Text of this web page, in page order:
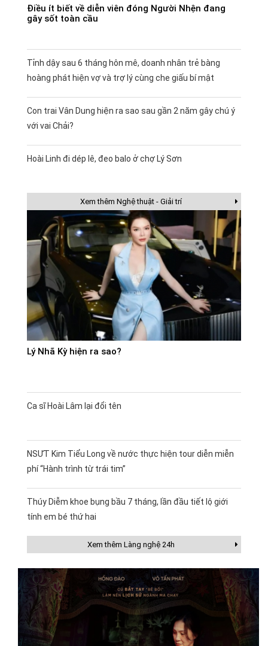
Điều ít biết về diễn viên đóng Người Nhện đang
gây sốt toàn cầu
Tỉnh dậy sau 6 tháng hôn mê, doanh nhân trẻ bàng
hoàng phát hiện vợ và trợ lý cùng che giấu bí mật
Con trai Vân Dung hiện ra sao sau gần 2 năm gây chú ý
với vai Chải?
Hoài Linh đi dép lê, đeo balo ở chợ Lý Sơn
Xem thêm Nghệ thuật - Giải trí
Lý Nhã Kỳ hiện ra sao?
Ca sĩ Hoài Lâm lại đổi tên
NSƯT Kim Tiểu Long về nước thực hiện tour diễn miễn
phí “Hành trình từ trái tim”
Thúy Diễm khoe bụng bầu 7 tháng, lần đầu tiết lộ giới
tính em bé thứ hai
Xem thêm Làng nghệ 24h